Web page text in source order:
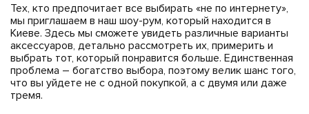
Тех, кто предпочитает все выбирать «не по интернету»,
мы приглашаем в наш шоу-рум, который находится в
Киеве. Здесь мы сможете увидеть различные варианты
аксессуаров, детально рассмотреть их, примерить и
выбрать тот, который понравится больше. Единственная
проблема – богатство выбора, поэтому велик шанс того,
что вы уйдете не с одной покупкой, а с двумя или даже
тремя.